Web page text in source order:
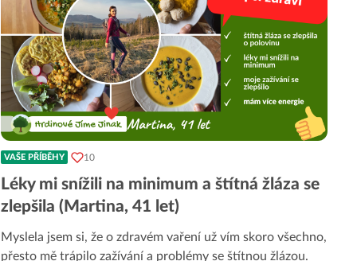
VAŠE PŘÍBĚHY 10
Léky mi snížili na minimum a štítná žláza se
zlepšila (Martina, 41 let)
Myslela jsem si, že o zdravém vaření už vím skoro všechno,
přesto mě trápilo zažívání a problémy se štítnou žlázou.